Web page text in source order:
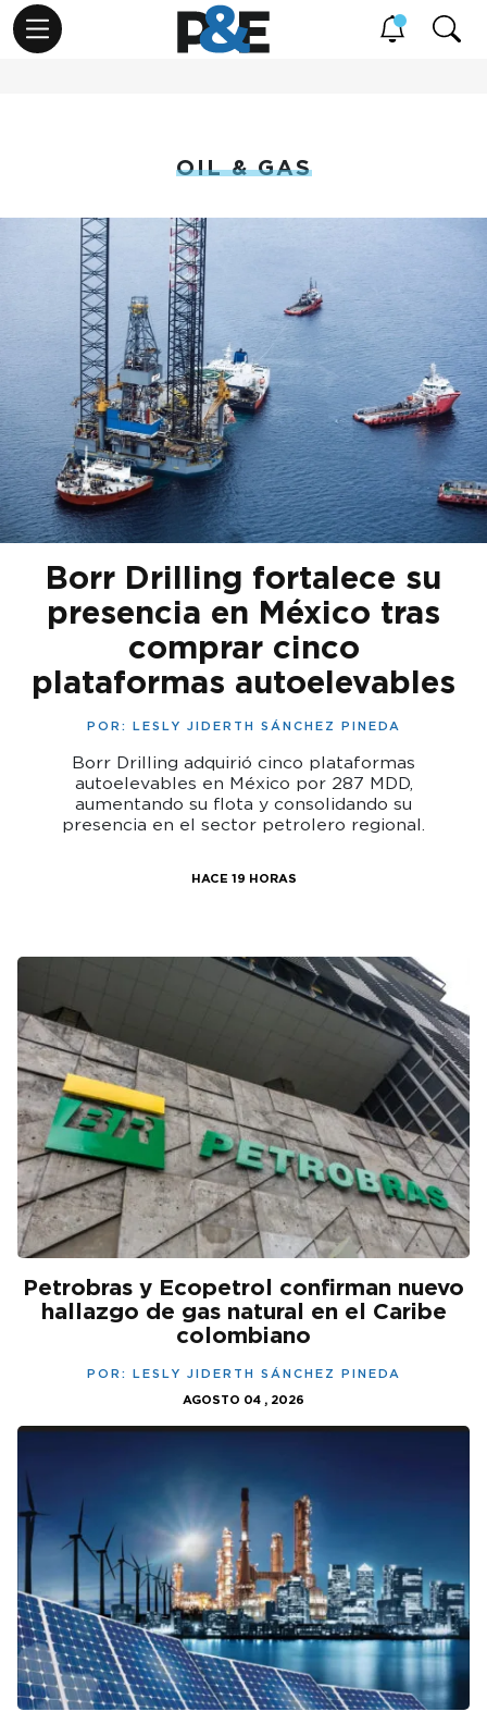
OIL & GAS
Borr Drilling fortalece su
presencia en México tras
comprar cinco
plataformas autoelevables
POR: LESLY JIDERTH SÁNCHEZ PINEDA
Borr Drilling adquirió cinco plataformas
autoelevables en México por 287 MDD,
aumentando su flota y consolidando su
presencia en el sector petrolero regional.
HACE 19 HORAS
Petrobras y Ecopetrol confirman nuevo
hallazgo de gas natural en el Caribe
colombiano
POR: LESLY JIDERTH SÁNCHEZ PINEDA
AGOSTO 04 , 2026